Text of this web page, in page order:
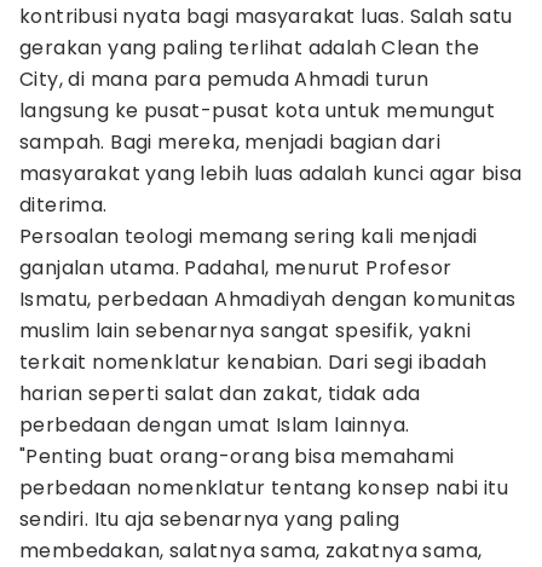
kontribusi nyata bagi masyarakat luas. Salah satu
gerakan yang paling terlihat adalah Clean the
City, di mana para pemuda Ahmadi turun
langsung ke pusat-pusat kota untuk memungut
sampah. Bagi mereka, menjadi bagian dari
masyarakat yang lebih luas adalah kunci agar bisa
diterima.
Persoalan teologi memang sering kali menjadi
ganjalan utama. Padahal, menurut Profesor
Ismatu, perbedaan Ahmadiyah dengan komunitas
muslim lain sebenarnya sangat spesifik, yakni
terkait nomenklatur kenabian. Dari segi ibadah
harian seperti salat dan zakat, tidak ada
perbedaan dengan umat Islam lainnya.
"Penting buat orang-orang bisa memahami
perbedaan nomenklatur tentang konsep nabi itu
sendiri. Itu aja sebenarnya yang paling
membedakan, salatnya sama, zakatnya sama,